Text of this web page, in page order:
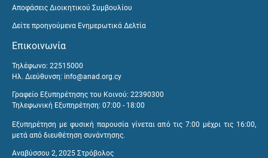
Αποφάσεις Διοικητικού Συμβουλίου
Δείτε προηγούμενα Ενημερωτικά Δελτία
Επικοινωνία
Τηλέφωνο: 22515000
Ηλ. Διεύθυνση: info@anad.org.cy
Γραφείο Εξυπηρέτησης του Κοινού: 22390300
Τηλεφωνική Εξυπηρέτηση: 07:00 - 18:00
Εξυπηρέτηση με φυσική παρουσία γίνεται από τις 7:00 μέχρι τις 16:00,
μετά από διευθέτηση συνάντησης.
Αναβύσσου 2, 2025 Στρόβολος